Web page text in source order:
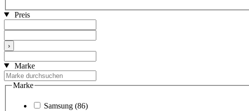
Preis
›
Marke
Marke
Samsung (86)